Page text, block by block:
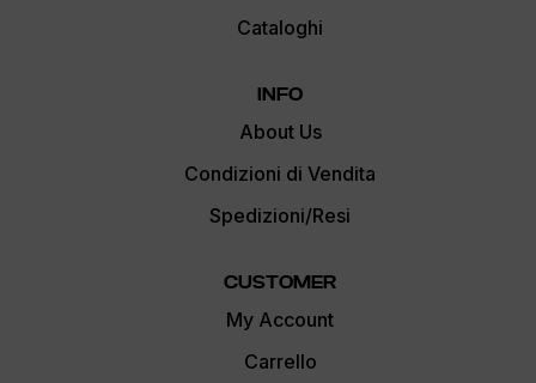
Cataloghi
INFO
About Us
Condizioni di Vendita
Spedizioni/Resi
CUSTOMER
My Account
Carrello